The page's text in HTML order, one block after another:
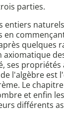
parties.
entiers
en
quelques
ses
l'algèbre est
Le
et enfin
différents